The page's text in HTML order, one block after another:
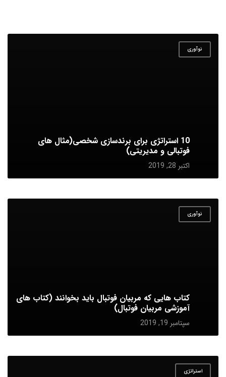
نوآوری
10 استراتژی برای برندسازی شخصی(مثال های
فوتبالی و مدیریتی)
اکتبر 28, 2019
نوآوری
کتاب هایی که مربیان فوتبال باید بخوانند (کتاب های
آموزشی مربیان فوتبال)
سپتامبر 19, 2019
استراتژی